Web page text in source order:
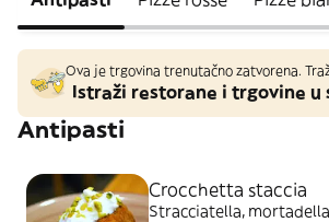
Ova je trgovina trenutačno zatvorena.
Istraži restorane i trgovine u
Antipasti
Crocchetta staccia
Stracciatella,